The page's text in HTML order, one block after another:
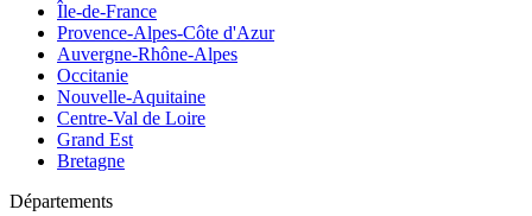
Île-de-France
Provence-Alpes-Côte d'Azur
Auvergne-Rhône-Alpes
Occitanie
Nouvelle-Aquitaine
Centre-Val de Loire
Grand Est
Bretagne
Départements